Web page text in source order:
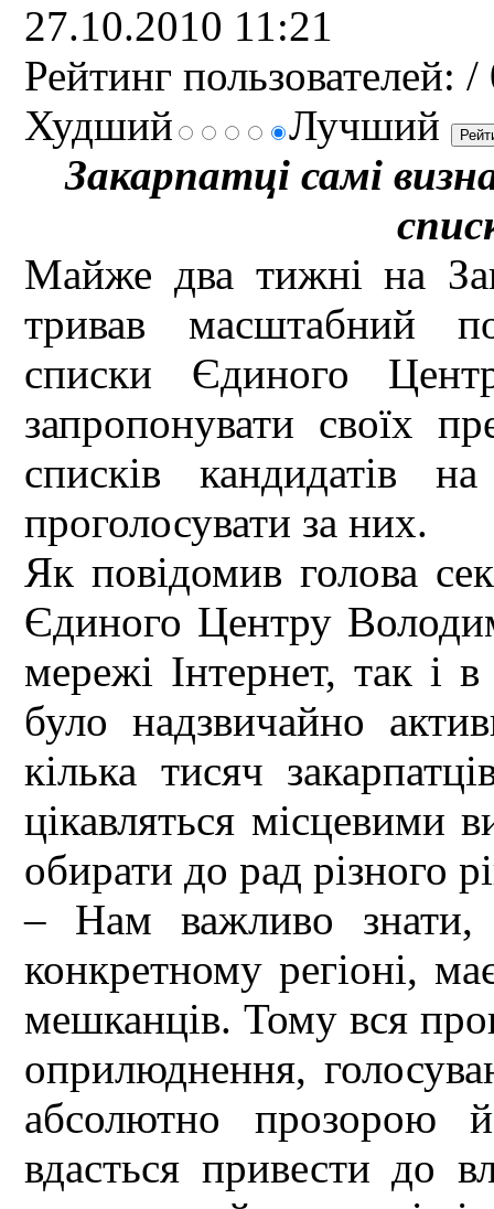
27.10.2010 11:21
Рейтинг пользователей: /
Худший
Лучший
Закарпатці самі
Майже два тижні на
тривав масштабний
списки Єдиного
запропонувати своїх
списків кандидатів
проголосувати за них.
Як повідомив голова
Єдиного Центру
мережі Інтернет, так і
було надзвичайно
кілька тисяч
цікавляться місцевими
обирати до рад різного
– Нам важливо знати,
конкретному регіоні,
мешканців. Тому вся
оприлюднення,
абсолютно прозорою
вдасться привести до